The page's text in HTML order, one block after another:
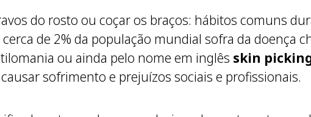
do rosto ou coçar os braços: hábitos comuns
de 2% da população mundial sofra da doença
ou ainda pelo nome em inglês skin
sofrimento e prejuízos sociais e profissionais.